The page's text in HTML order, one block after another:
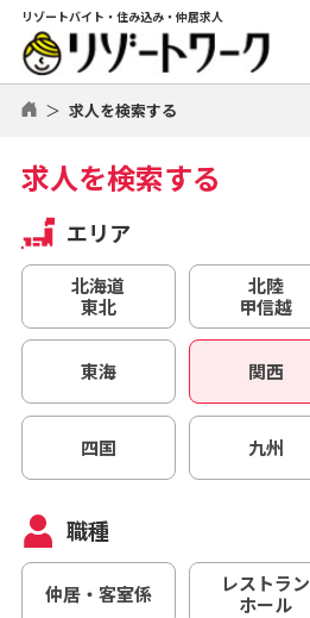
リゾートバイト・住み込み・仲居求人
求人を検索する
求人を検索する
エリア
北海道
東北
北陸
甲信越
東海 関西
四国 九州
職種
仲居・客室係
レストラン
ホール